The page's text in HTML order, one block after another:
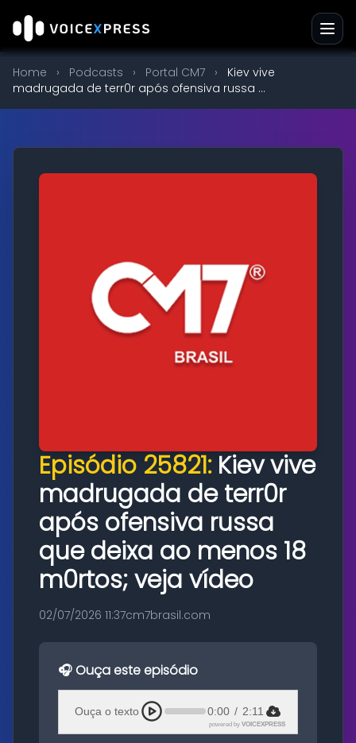
Home › Podcasts › Portal CM7 ›
Kiev vive
madrugada de terr0r após ofensiva russa ...
Episódio 25821: Kiev vive
madrugada de terr0r
após ofensiva russa
que deixa ao menos 18
m0rtos; veja vídeo
02/07/2026 11:37cm7brasil.com
🎧 Ouça este episódio
Ouça o texto 0:00 / 2:11
powered by VOICEXPRESS